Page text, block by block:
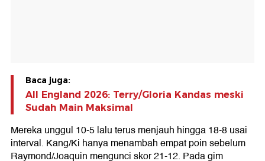
Baca juga:
All England 2026: Terry/Gloria Kandas meski
Sudah Main Maksimal
Mereka unggul 10-5 lalu terus menjauh hingga 18-8 usai
interval. Kang/Ki hanya menambah empat poin sebelum
Raymond/Joaquin mengunci skor 21-12. Pada gim